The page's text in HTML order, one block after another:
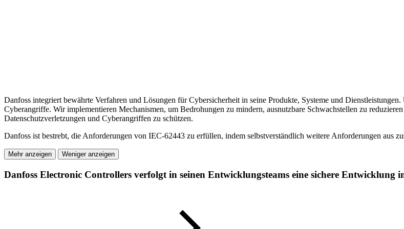
Danfoss integriert bewährte Verfahren und Lösungen für Cybersicherheit in seine Produkte, Systeme und
Cyberangriffe. Wir implementieren Mechanismen, um Bedrohungen zu mindern, ausnutzbare Schwachstellen zu
Datenschutzverletzungen und Cyberangriffen zu schützen.
Danfoss ist bestrebt, die Anforderungen von IEC-62443 zu erfüllen, indem selbstverständlich weitere Anforderungen aus
Mehr anzeigen Weniger anzeigen
Danfoss Electronic Controllers verfolgt in seinen Entwicklungsteams eine sichere Entwicklung